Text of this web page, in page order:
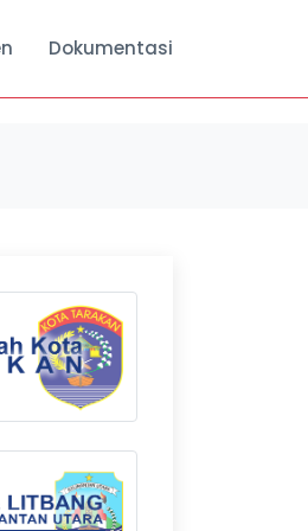
Dokumentasi